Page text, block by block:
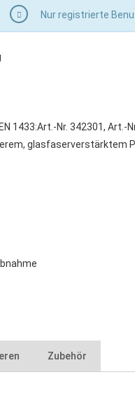
und links anwendbar
Federanschluss
1433:Art.-Nr. 342301, Art.-
glasfaserverstärktem
Nur registrierte
Zubehör